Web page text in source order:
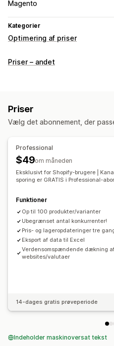
Magento
Kategorier
Optimering af priser
Prisstyring
Overvågning
Prissporing
Prisunderretninger
Analyser
Priser – andet
Priser
Vælg det abonnement, der
Professional
$49om måneden
Eksklusivt for Shopify-brugere |
sporing er GRATIS i Professional-
Funktioner
Op til 100 produkter/varianter
Ubegrænset antal konkurrenter!
Pris- og lageropdateringer tre
Eksport af data til Excel
Verdensomspændende dækning
websites/valutaer
14-dages gratis prøveperiode
Indeholder maskinoversat tekst